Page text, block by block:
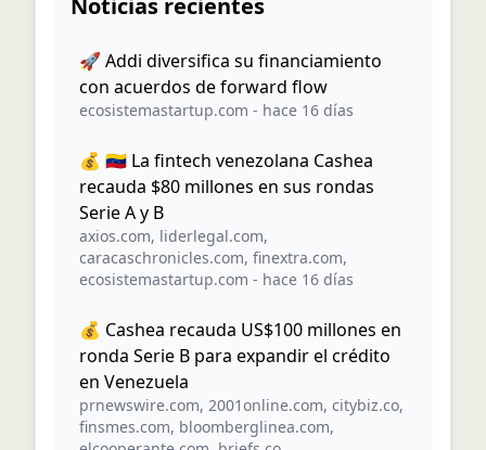
Noticias recientes
🚀 Addi diversifica su financiamiento
con acuerdos de forward flow
ecosistemastartup.com - hace 16 días
💰 🇻🇪 La fintech venezolana Cashea
recauda $80 millones en sus rondas
Serie A y B
axios.com, liderlegal.com,
caracaschronicles.com, finextra.com,
ecosistemastartup.com - hace 16 días
💰 Cashea recauda US$100 millones en
ronda Serie B para expandir el crédito
en Venezuela
prnewswire.com, 2001online.com, citybiz.co,
finsmes.com, bloomberglinea.com,